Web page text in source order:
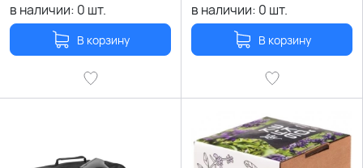
в наличии: 0 шт.
В корзину
в наличии: 0 шт.
В корзину